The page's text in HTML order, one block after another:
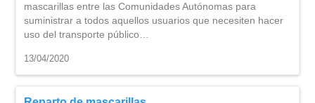
mascarillas entre las Comunidades Autónomas para
suministrar a todos aquellos usuarios que necesiten hacer
uso del transporte público…
13/04/2020